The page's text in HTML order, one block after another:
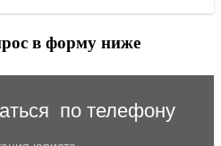
в форму ниже